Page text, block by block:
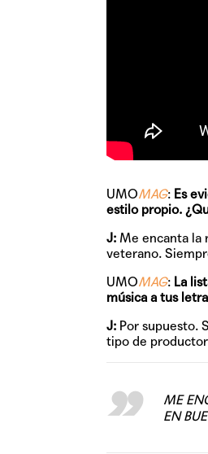
UMOMAG: Es
estilo propio.
J: Me encanta la
veterano.
UMOMAG: La
música a tus
J: Por supuesto.
tipo de
ME
EN